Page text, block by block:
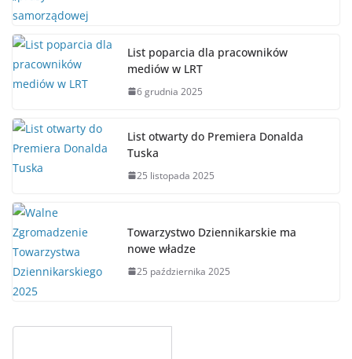
List poparcia dla pracowników
mediów w LRT
6 grudnia 2025
List otwarty do Premiera Donalda
Tuska
25 listopada 2025
Towarzystwo Dziennikarskie ma
nowe władze
25 października 2025